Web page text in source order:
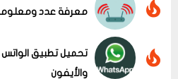
معرفة عدد
تحميل تطبيق الواتس
والأيفون